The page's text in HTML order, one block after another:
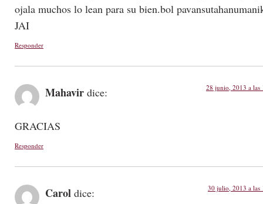
ojala muchos lo lean para su bien.bol
JAI
Responder
Mahavir dice: 28 junio, 2013 a las
GRACIAS
Responder
Carol dice: 30 julio, 2013 a las